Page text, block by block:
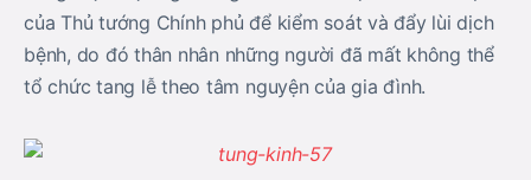
của Thủ tướng Chính phủ để kiểm soát và đẩy lùi dịch
bệnh, do đó thân nhân những người đã mất không thể
tổ chức tang lễ theo tâm nguyện của gia đình.